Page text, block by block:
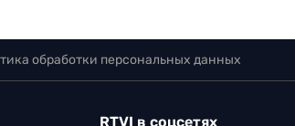
обработки персональных данных
RTVI в соцсетях